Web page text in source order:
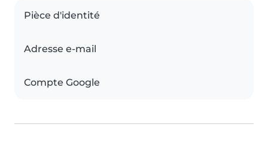
Pièce d'identité
Adresse e-mail
Compte Google